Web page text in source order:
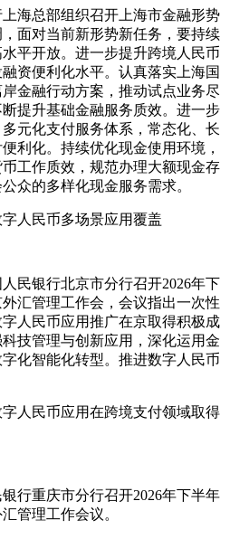
海总部组织召开上海市金融形势
面对当前新形势新任务，要持续
平开放。进一步提升跨境人民币
资便利化水平。认真落实上海国
金融行动方案，推动试点业务尽
提升基础金融服务质效。进一步
元化支付服务体系，常态化、长
利化。持续优化现金使用环境，
工作质效，规范办理大额现金存
众的多样化现金服务需求。
人民币多场景应用覆盖
民银行北京市分行召开2026年下
汇管理工作会，会议指出一次性
人民币应用推广在京取得积极成
技管理与创新应用，深化运用金
化智能化转型。推进数字人民币
人民币应用在跨境支付领域取得
行重庆市分行召开2026年下半年
管理工作会议。